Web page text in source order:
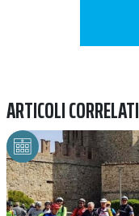
ARTICOLI CORRELATI